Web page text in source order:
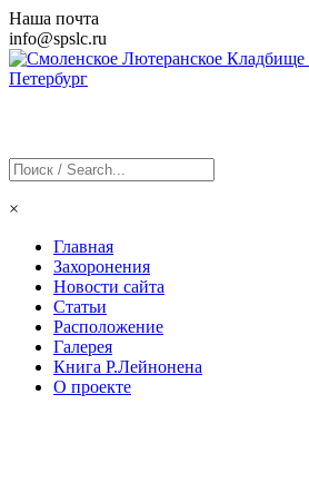
Наша почта
info@spslc.ru
×
Главная
Захоронения
Новости сайта
Статьи
Расположение
Галерея
Книга Р.Лейнонена
О проекте